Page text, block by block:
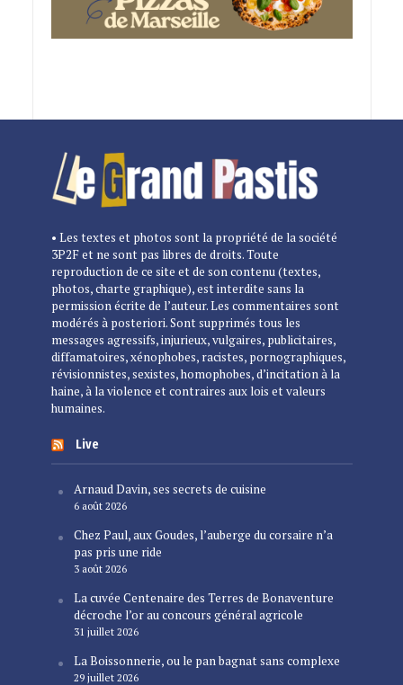
• Les textes et photos sont la propriété de la société
3P2F et ne sont pas libres de droits. Toute
reproduction de ce site et de son contenu (textes,
photos, charte graphique), est interdite sans la
permission écrite de l’auteur. Les commentaires sont
modérés à posteriori. Sont supprimés tous les
messages agressifs, injurieux, vulgaires, publicitaires,
diffamatoires, xénophobes, racistes, pornographiques,
révisionnistes, sexistes, homophobes, d’incitation à la
haine, à la violence et contraires aux lois et valeurs
humaines.
Live
Arnaud Davin, ses secrets de cuisine
6 août 2026
Chez Paul, aux Goudes, l’auberge du corsaire n’a
pas pris une ride
3 août 2026
La cuvée Centenaire des Terres de Bonaventure
décroche l’or au concours général agricole
31 juillet 2026
La Boissonnerie, ou le pan bagnat sans complexe
29 juillet 2026